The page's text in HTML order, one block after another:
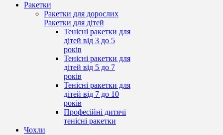
Ракетки
Ракетки для дорослих
Ракетки для дітей
Тенісні ракетки для
дітей від 3 до 5
років
Тенісні ракетки для
дітей від 5 до 7
років
Тенісні ракетки для
дітей від 7 до 10
років
Професійні дитячі
тенісні ракетки
Чохли